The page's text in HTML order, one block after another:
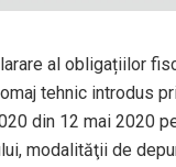
al obligațiilor
tehnic introdus
din 12 mai 2020
modalităţii de